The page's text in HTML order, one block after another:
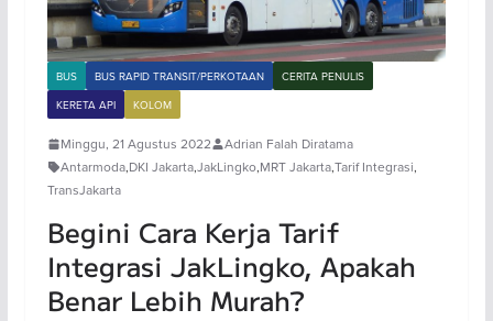
BUS BUS RAPID TRANSIT/PERKOTAAN
CERITA PENULIS
KERETA API
KOLOM
Minggu, 21 Agustus 2022
Adrian Falah Diratama
Antarmoda,DKI Jakarta,JakLingko,MRT Jakarta,Tarif Integrasi,
TransJakarta
Begini Cara Kerja Tarif
Integrasi JakLingko, Apakah
Benar Lebih Murah?